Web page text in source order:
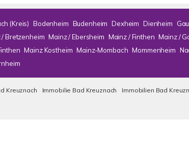
(Kreis) Bodenheim Budenheim Dexheim Dienheim
/ Bretzenheim Mainz / Ebersheim Mainz / Finthen Mainz /
Mainz Kostheim Mainz-Mombach Mommenheim
Kreuznach Immobilie Bad Kreuznach Immobilien Bad